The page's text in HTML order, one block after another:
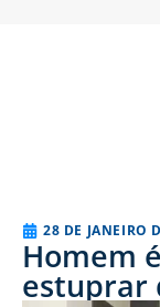
28 DE JANEIRO
Homem
estuprar